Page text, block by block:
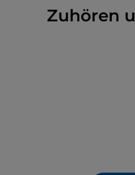
Zuhören